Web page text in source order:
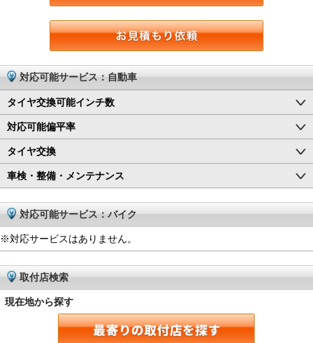
対応可能サービス：自動車
タイヤ交換可能インチ数
対応可能偏平率
タイヤ交換
車検・整備・メンテナンス
対応可能サービス：バイク
※対応サービスはありません。
取付店検索
現在地から探す